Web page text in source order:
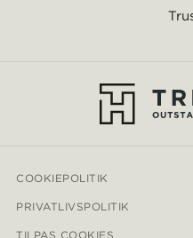
COOKIEPOLITIK
PRIVATLIVSPOLITIK
TILPAS COOKIES